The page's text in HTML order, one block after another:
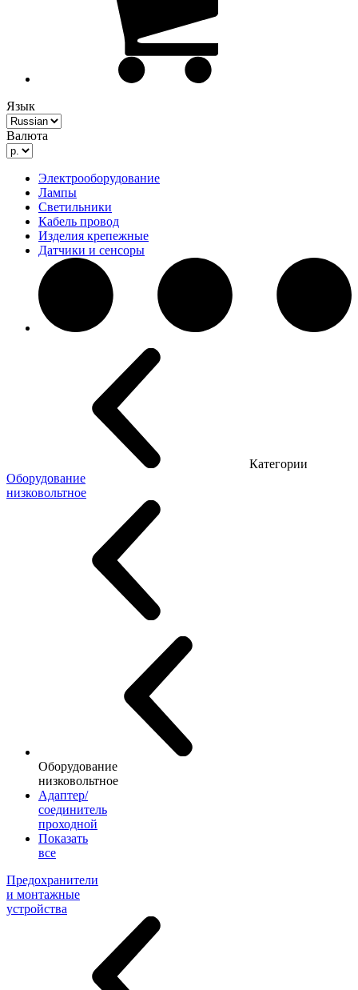
Язык
Валюта
Электрооборудование
Лампы
Светильники
Кабель провод
Изделия крепежные
Датчики и сенсоры
Категории
Оборудование
низковольтное
Оборудование
низковольтное
Адаптер/
соединитель
проходной
Показать
все
Предохранители
и монтажные
устройства